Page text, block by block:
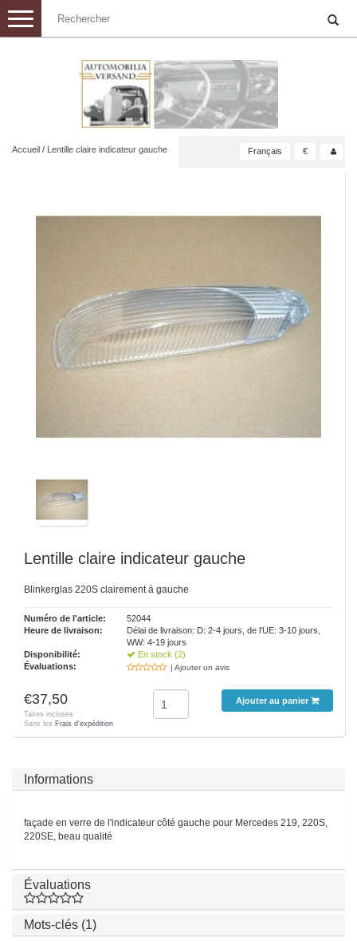
Toggle
navigation
Accueil / Lentille claire indicateur gauche Français €
Lentille claire indicateur gauche
Blinkerglas 220S clairement à gauche
Numéro de l'article:
52044
Heure de livraison:
Délai de livraison: D: 2-4 jours, de l'UE: 3-10 jours,
WW: 4-19 jours
Disponibilité:
En stock (2)
Évaluations:
| Ajouter un avis
€37,50
Taxes incluses
Sans les Frais d'expédition
Ajouter au panier
Informations
façade en verre de l'indicateur côté gauche pour Mercedes 219, 220S,
220SE, beau qualité
Évaluations
Mots-clés (1)